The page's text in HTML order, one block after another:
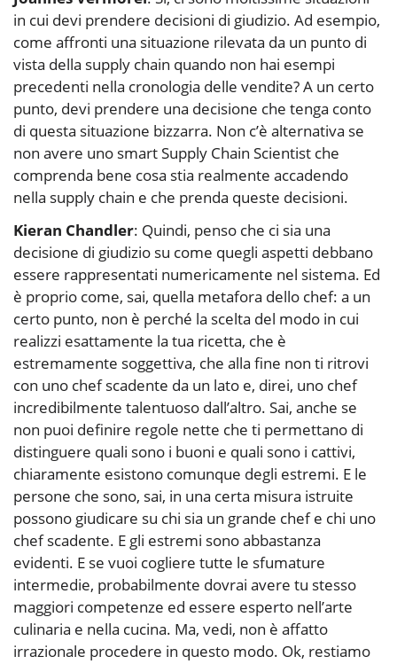
in cui devi prendere decisioni di giudizio. Ad esempio,
come affronti una situazione rilevata da un punto di
vista della supply chain quando non hai esempi
precedenti nella cronologia delle vendite? A un certo
punto, devi prendere una decisione che tenga conto
di questa situazione bizzarra. Non c’è alternativa se
non avere uno smart Supply Chain Scientist che
comprenda bene cosa stia realmente accadendo
nella supply chain e che prenda queste decisioni.
Kieran Chandler: Quindi, penso che ci sia una
decisione di giudizio su come quegli aspetti debbano
essere rappresentati numericamente nel sistema. Ed
è proprio come, sai, quella metafora dello chef: a un
certo punto, non è perché la scelta del modo in cui
realizzi esattamente la tua ricetta, che è
estremamente soggettiva, che alla fine non ti ritrovi
con uno chef scadente da un lato e, direi, uno chef
incredibilmente talentuoso dall’altro. Sai, anche se
non puoi definire regole nette che ti permettano di
distinguere quali sono i buoni e quali sono i cattivi,
chiaramente esistono comunque degli estremi. E le
persone che sono, sai, in una certa misura istruite
possono giudicare su chi sia un grande chef e chi uno
chef scadente. E gli estremi sono abbastanza
evidenti. E se vuoi cogliere tutte le sfumature
intermedie, probabilmente dovrai avere tu stesso
maggiori competenze ed essere esperto nell’arte
culinaria e nella cucina. Ma, vedi, non è affatto
irrazionale procedere in questo modo. Ok, restiamo